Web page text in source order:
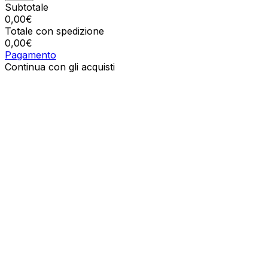
Subtotale
0,00€
Totale con spedizione
0,00€
Pagamento
Continua con gli acquisti